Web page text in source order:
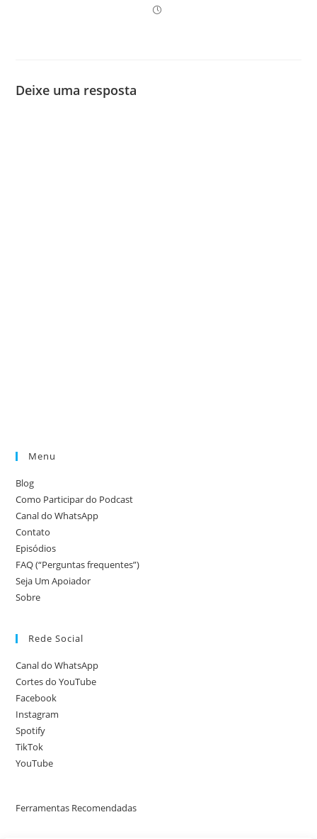
Deixe uma resposta
Menu
Blog
Como Participar do Podcast
Canal do WhatsApp
Contato
Episódios
FAQ (“Perguntas frequentes”)
Seja Um Apoiador
Sobre
Rede Social
Canal do WhatsApp
Cortes do YouTube
Facebook
Instagram
Spotify
TikTok
YouTube
Ferramentas Recomendadas